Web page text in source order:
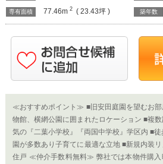
専有面積 77.46m2 ( 23.43坪 ) 築年数
≪おすすめポイント≫ ■旧安田庭園を望むお
物館、横網公園に囲まれたロケーション ■複
気の『二葉小学校』『両国中学校』学区内 ■
園が多数あり子育てに最適な立地 ■新規内装
住戸 ≪仲介手数料無料≫ 弊社では本物件購入